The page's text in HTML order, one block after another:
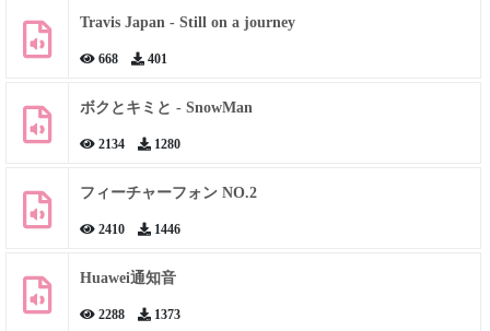
Travis Japan - Still on a journey
668 401
ボクとキミと - SnowMan
2134 1280
フィーチャーフォン NO.2
2410 1446
Huawei通知音
2288 1373